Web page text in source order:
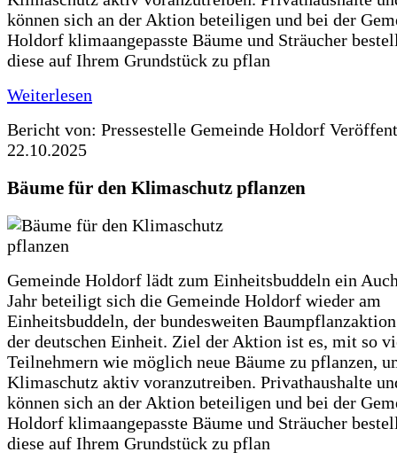
können sich an der Aktion beteiligen und bei der
Holdorf klimaangepasste Bäume und Sträucher
diese auf Ihrem Grundstück zu pflan
Weiterlesen
Bericht von: Pressestelle Gemeinde Holdorf
22.10.2025
Bäume für den Klimaschutz pflanzen
Gemeinde Holdorf lädt zum Einheitsbuddeln ein
Jahr beteiligt sich die Gemeinde Holdorf wieder am
Einheitsbuddeln, der bundesweiten
der deutschen Einheit. Ziel der Aktion ist es, mit so
Teilnehmern wie möglich neue Bäume zu pflanzen,
Klimaschutz aktiv voranzutreiben. Privathaushalte
können sich an der Aktion beteiligen und bei der
Holdorf klimaangepasste Bäume und Sträucher
diese auf Ihrem Grundstück zu pflan